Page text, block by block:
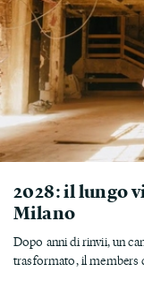
2028: il lungo
Milano
Dopo anni di rinvii, un
trasformato, il members